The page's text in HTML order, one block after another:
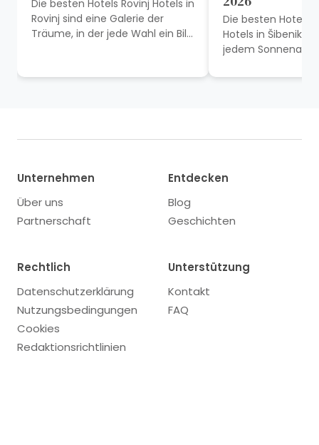
Die besten Hotels Rovinj Hotels in
Rovinj sind eine Galerie der
Träume, in der jede Wahl ein Bild
Die besten Hotels
Hotels in Šibenik
jedem
Gelassenheit
Unternehmen
Über uns
Partnerschaft
Entdecken
Blog
Geschichten
Rechtlich
Datenschutzerklärung
Nutzungsbedingungen
Cookies
Redaktionsrichtlinien
Unterstützung
Kontakt
FAQ